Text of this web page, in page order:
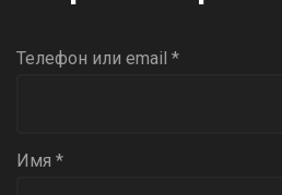
Телефон или email *
Имя *